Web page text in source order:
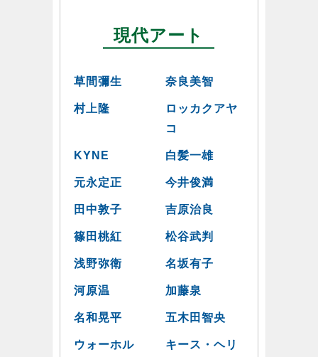
現代アート
草間彌生 奈良美智
村上隆
ロッカクアヤ
コ
KYNE 白髪一雄
元永定正 今井俊満
田中敦子 吉原治良
篠田桃紅 松谷武判
浅野弥衛 名坂有子
河原温 加藤泉
名和晃平 五木田智央
ウォーホル
キース・ヘリ